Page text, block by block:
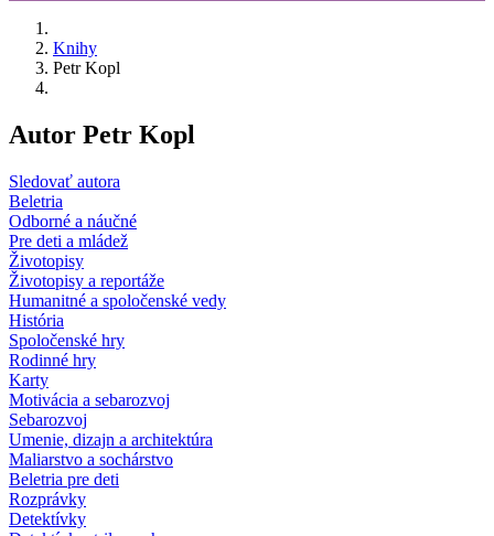
Knihy
Petr Kopl
Autor Petr Kopl
Sledovať autora
Beletria
Odborné a náučné
Pre deti a mládež
Životopisy
Životopisy a reportáže
Humanitné a spoločenské vedy
História
Spoločenské hry
Rodinné hry
Karty
Motivácia a sebarozvoj
Sebarozvoj
Umenie, dizajn a architektúra
Maliarstvo a sochárstvo
Beletria pre deti
Rozprávky
Detektívky